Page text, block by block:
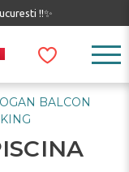
!!✨
BALCON